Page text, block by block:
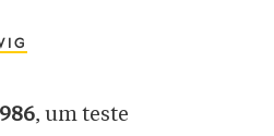
, um teste